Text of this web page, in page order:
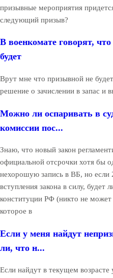
призывные мероприятия
следующий призыв?
В военкомате говорят,
будет
Врут мне что призывной не
решение о зачислении в запас и
Можно ли оспаривать в
комиссии пос...
Знаю, что новый закон
официальной отсрочки хотя бы
нехорошую запись в ВБ, но если
вступления закона в силу, будет
конституции РФ (никто не может
которое в
Если у меня найдут
ли, что н...
Если найдут в текущем